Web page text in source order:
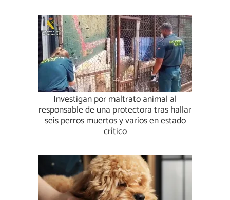
Investigan por maltrato animal al
responsable de una protectora tras hallar
seis perros muertos y varios en estado
crítico